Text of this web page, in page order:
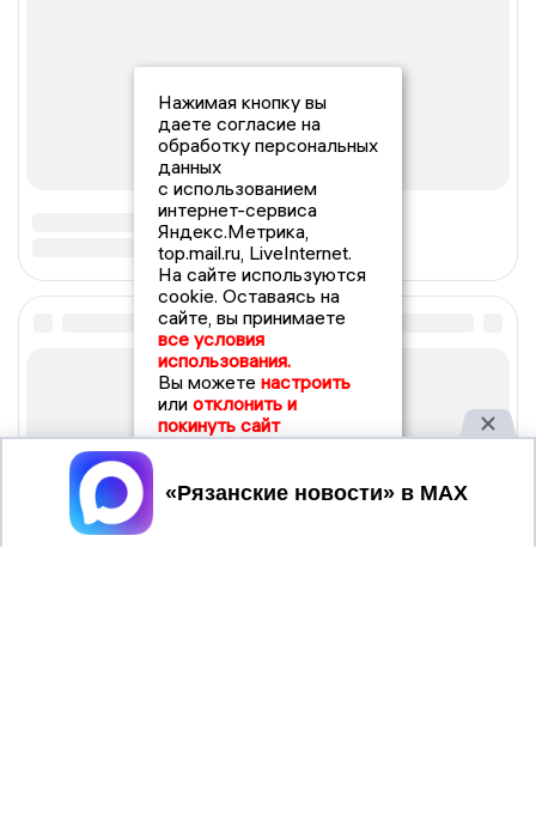
Нажимая кнопку вы
даете согласие на
обработку персональных
данных
с использованием
интернет-сервиса
Яндекс.Метрика,
top.mail.ru, LiveInternet.
На сайте используются
cookie. Оставаясь на
сайте, вы принимаете
все условия
использования.
Вы можете настроить
или отклонить и
покинуть сайт
Принять